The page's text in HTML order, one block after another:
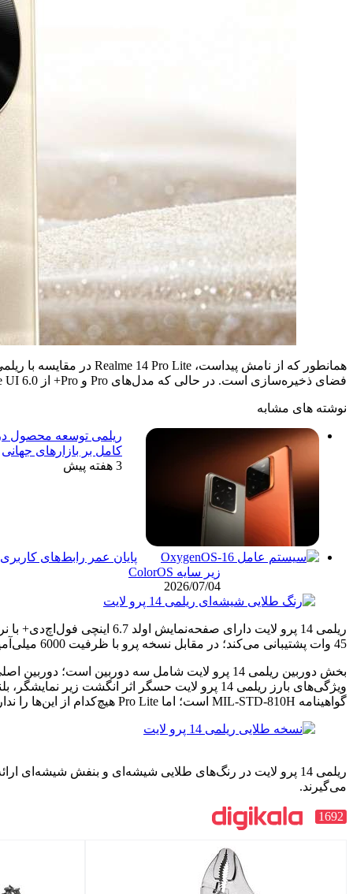
فضای ذخیره‌سازی است. در حالی که مدل‌های Pro و Pro+ از Realme UI 6.0 مبتنی‌بر اندروید 15 استفاده می‌کنند، پرو لایت از Realme UI 5.0 مبتنی‌بر Android 14 استفاده می‌کند.
نوشته های مشابه
ریلمی توسعه محصول
کامل بر بازارهای جهانی
3 هفته پیش
پایان عمر رابط‌های
زیر سایه ColorOS
2026/07/04
45 وات پشتیبانی می‌کند؛ در مقابل نسخه پرو با ظرفیت 6000 میلی‌آمپری اما باهمان سرعت شارژ قرار دارد.
گواهینامه MIL-STD-810H است؛ اما Pro Lite هیچ‌کدام از این‌ها را ندارد.
می‌گیرند.
1692